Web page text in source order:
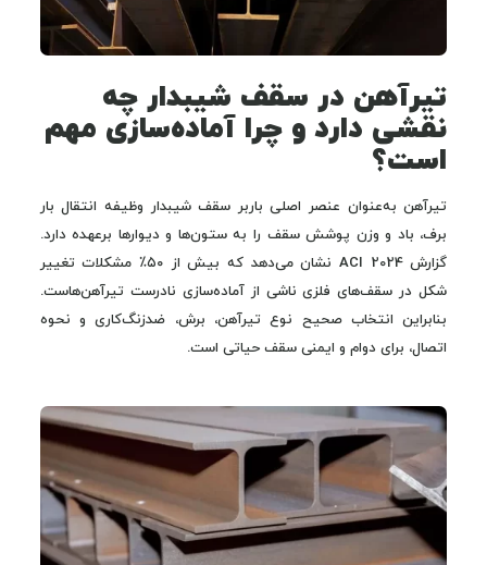
تیرآهن در سقف شیبدار چه
نقشی دارد و چرا آماده‌سازی مهم
است؟
تیرآهن به‌عنوان عنصر اصلی باربر سقف شیبدار وظیفه انتقال بار
برف، باد و وزن پوشش سقف را به ستون‌ها و دیوارها برعهده دارد.
گزارش ACI 2024 نشان می‌دهد که بیش از ۵۰٪ مشکلات تغییر
شکل در سقف‌های فلزی ناشی از آماده‌سازی نادرست تیرآهن‌هاست.
بنابراین انتخاب صحیح نوع تیرآهن، برش، ضدزنگ‌کاری و نحوه
اتصال، برای دوام و ایمنی سقف حیاتی است.